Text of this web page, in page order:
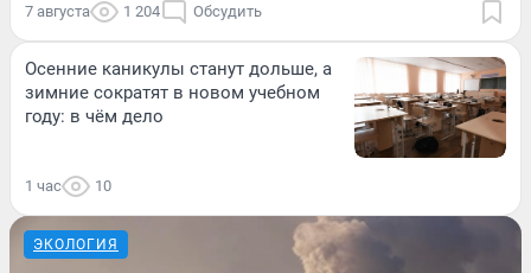
7 августа 1 204 Обсудить
Осенние каникулы станут дольше, а
зимние сократят в новом учебном
году: в чём дело
1 час 10
ЭКОЛОГИЯ